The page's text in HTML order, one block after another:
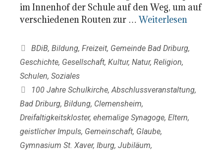
im Innenhof der Schule auf den Weg, um auf
verschiedenen Routen zur …Weiterlesen
Kategorien
BDiB, Bildung, Freizeit, Gemeinde Bad Driburg,
Geschichte, Gesellschaft, Kultur, Natur, Religion,
Schulen, Soziales
Schlagwörter
100 Jahre Schulkirche,Abschlussveranstaltung,
Bad Driburg, Bildung, Clemensheim,
Dreifaltigkeitskloster, ehemalige Synagoge, Eltern,
geistlicher Impuls, Gemeinschaft, Glaube,
Gymnasium St. Xaver, Iburg, Jubiläum,